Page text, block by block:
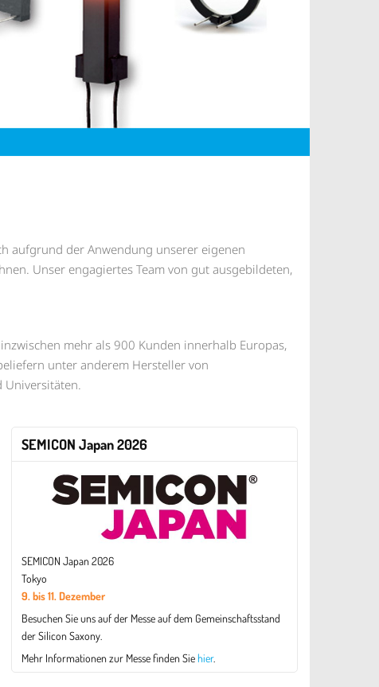
aufgrund der Anwendung unserer eigenen
Unser engagiertes Team von gut ausgebildeten,
mehr als 900 Kunden innerhalb Europas,
unter anderem Hersteller von
Universitäten.
SEMICON Japan 2026
SEMICON Japan 2026
Tokyo
9. bis 11. Dezember
Besuchen Sie uns auf der Messe auf dem Gemeinschaftsstand
der Silicon Saxony.
Mehr Informationen zur Messe finden Siehier.